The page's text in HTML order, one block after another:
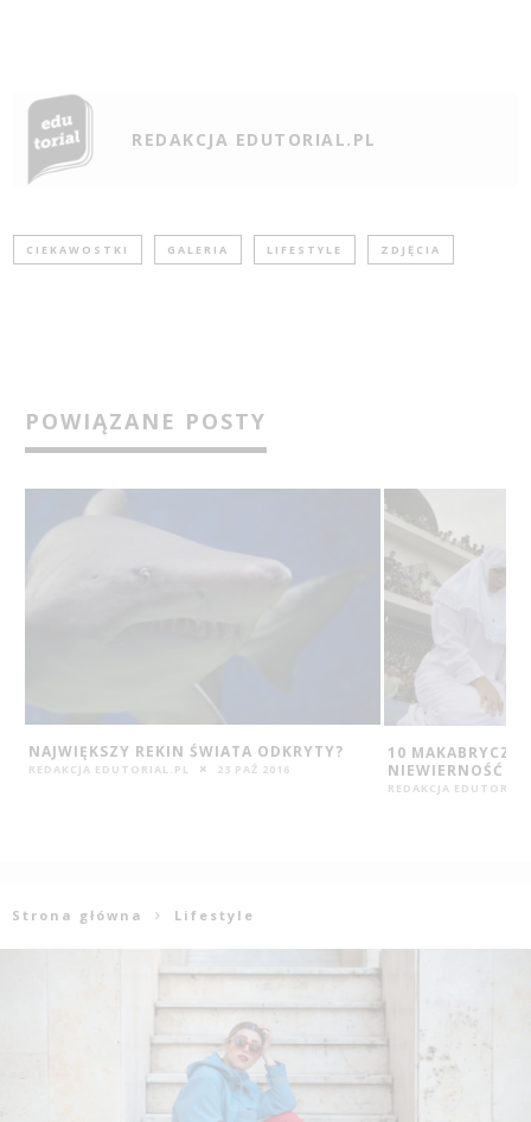
REDAKCJA EDUTORIAL.PL
CIEKAWOSTKI GALERIA LIFESTYLE ZDJĘCIA
POWIĄZANE POSTY
10 MAKABRYCZNYCH KAR ZA
NIEWIERNOŚĆ ŻON
5 RAD, JAK PIĆ
ALKOHOL
MICHAŁ GUTT
Strona główna Lifestyle